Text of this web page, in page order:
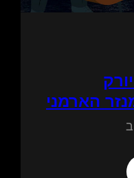
הארמני